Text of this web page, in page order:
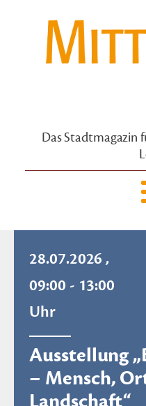
Das Stadtmagazin
28.07.2026 ,
09:00 - 13:00
Uhr
Ausstellung
– Mensch,